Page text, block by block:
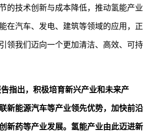
的技术创新与成本降低，推动氢能产业
在汽车、发电、建筑等领域的应用，正
领我们迈向一个更加清洁、高效、可持
指出，积极培育新兴产业和未来产
新能源汽车等产业领先优势，加快前沿
新药等产业发展。氢能产业由此迈进新